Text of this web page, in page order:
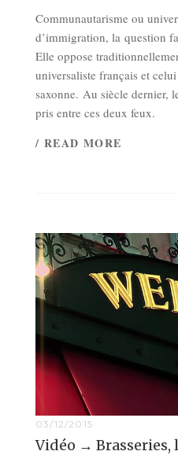
Communautarisme ou
d’immigration, la question
Elle oppose
universaliste français et
saxonne. Au siècle dernier,
pris entre ces deux feux.
/ READ MORE
03/12/2015
Vidéo → Brasseries,